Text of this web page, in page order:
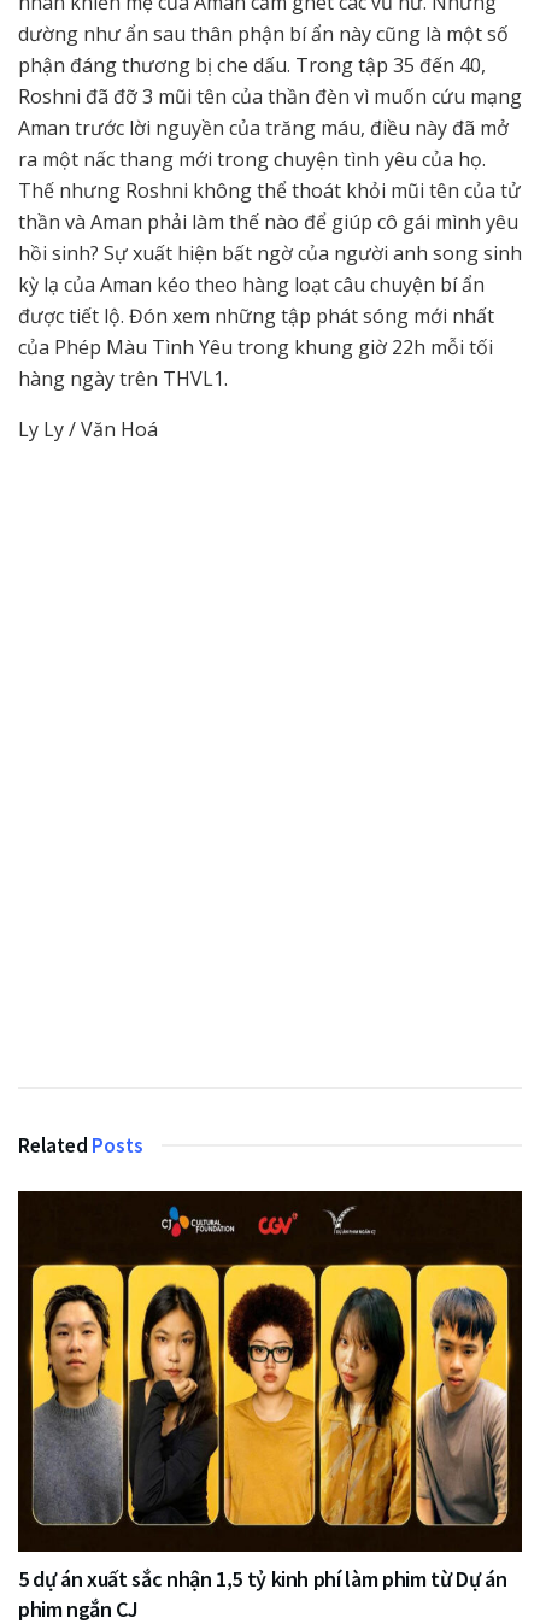
dường như ẩn sau thân phận bí ẩn này cũng là một số
phận đáng thương bị che dấu. Trong tập 35 đến 40,
Roshni đã đỡ 3 mũi tên của thần đèn vì muốn cứu mạng
Aman trước lời nguyền của trăng máu, điều này đã mở
ra một nấc thang mới trong chuyện tình yêu của họ.
Thế nhưng Roshni không thể thoát khỏi mũi tên của tử
thần và Aman phải làm thế nào để giúp cô gái mình yêu
hồi sinh? Sự xuất hiện bất ngờ của người anh song sinh
kỳ lạ của Aman kéo theo hàng loạt câu chuyện bí ẩn
được tiết lộ. Đón xem những tập phát sóng mới nhất
của Phép Màu Tình Yêu trong khung giờ 22h mỗi tối
hàng ngày trên THVL1.
Ly Ly / Văn Hoá
Related Posts
5 dự án xuất sắc nhận 1,5 tỷ kinh phí làm phim từ Dự án
phim ngắn CJ